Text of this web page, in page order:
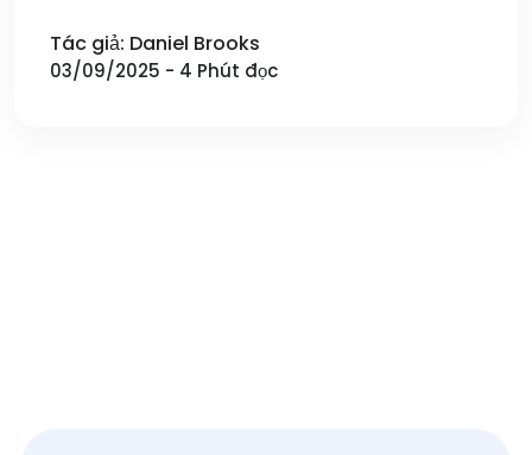
Tác giả: Daniel Brooks
03/09/2025 - 4 Phút đọc